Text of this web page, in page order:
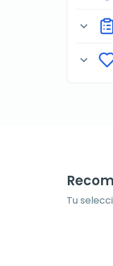
expand_more
expand_more
Tu